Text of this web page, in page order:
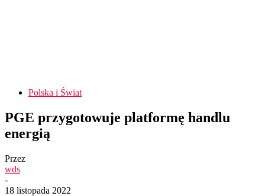
Polska i Świat
PGE przygotowuje platformę handlu
energią
Przez
wds
-
18 listopada 2022